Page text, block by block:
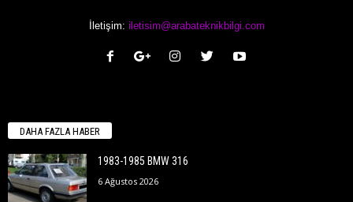
İletişim: iletisim@arabateknikbilgi.com
DAHA FAZLA HABER
1983-1985 BMW 316
6 Ağustos 2026